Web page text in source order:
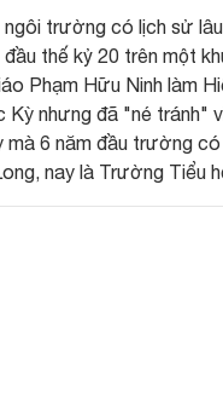
trường có lịch sử
thế kỷ 20 trên một
Phạm Hữu Ninh làm
Kỳ nhưng đã "né tránh"
mà 6 năm đầu trường
nay là Trường Tiểu